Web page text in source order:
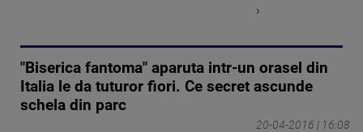
›
"Biserica fantoma" aparuta intr-un orasel din
Italia le da tuturor fiori. Ce secret ascunde
schela din parc
20-04-2016 | 16:08